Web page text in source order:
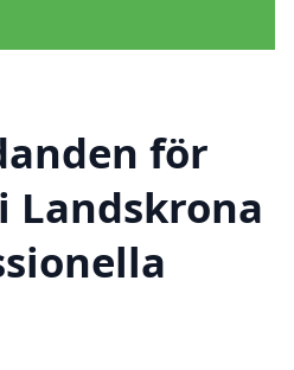
för
Landskrona